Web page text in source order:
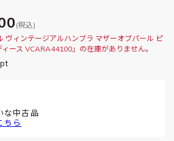
(税込)
ヴィンテージアルハンブラ マザーオブパール ピ
ース VCARA44100」の在庫がありません。
な中古品
ちら